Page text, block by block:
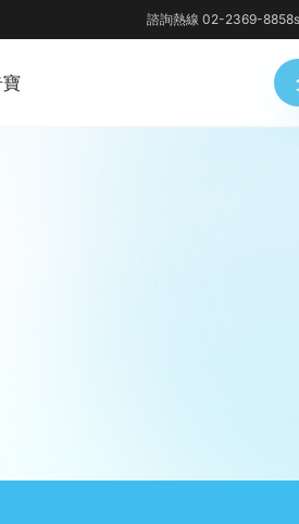
諮詢熱線 02-2369-8858